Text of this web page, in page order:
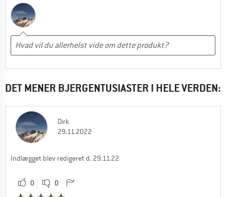
DET MENER BJERGENTUSIASTER I HELE VERDEN:
Dirk
29.11.2022
Indlægget blev redigeret d. 29.11.22
0 0